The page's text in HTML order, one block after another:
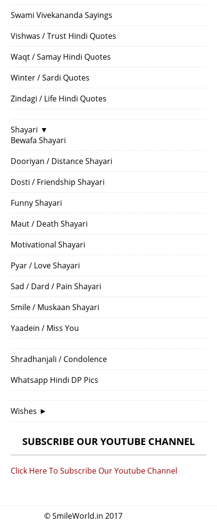
Swami Vivekananda Sayings
Vishwas / Trust Hindi Quotes
Waqt / Samay Hindi Quotes
Winter / Sardi Quotes
Zindagi / Life Hindi Quotes
Shayari ▼
Bewafa Shayari
Dooriyan / Distance Shayari
Dosti / Friendship Shayari
Funny Shayari
Maut / Death Shayari
Motivational Shayari
Pyar / Love Shayari
Sad / Dard / Pain Shayari
Smile / Muskaan Shayari
Yaadein / Miss You
Shradhanjali / Condolence
Whatsapp Hindi DP Pics
Wishes ►
SUBSCRIBE OUR YOUTUBE CHANNEL
Click Here To Subscribe Our Youtube Channel
© SmileWorld.in 2017